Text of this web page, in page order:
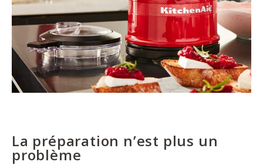
La préparation n’est plus un
problème